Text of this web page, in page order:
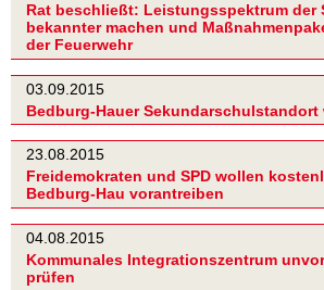
Rat beschließt: Leistungsspektrum der
bekannter machen und
der Feuerwehr
03.09.2015
Bedburg-Hauer Sekundarschulstandort
23.08.2015
Freidemokraten und SPD wollen
Bedburg-Hau vorantreiben
04.08.2015
Kommunales Integrationszentrum
prüfen